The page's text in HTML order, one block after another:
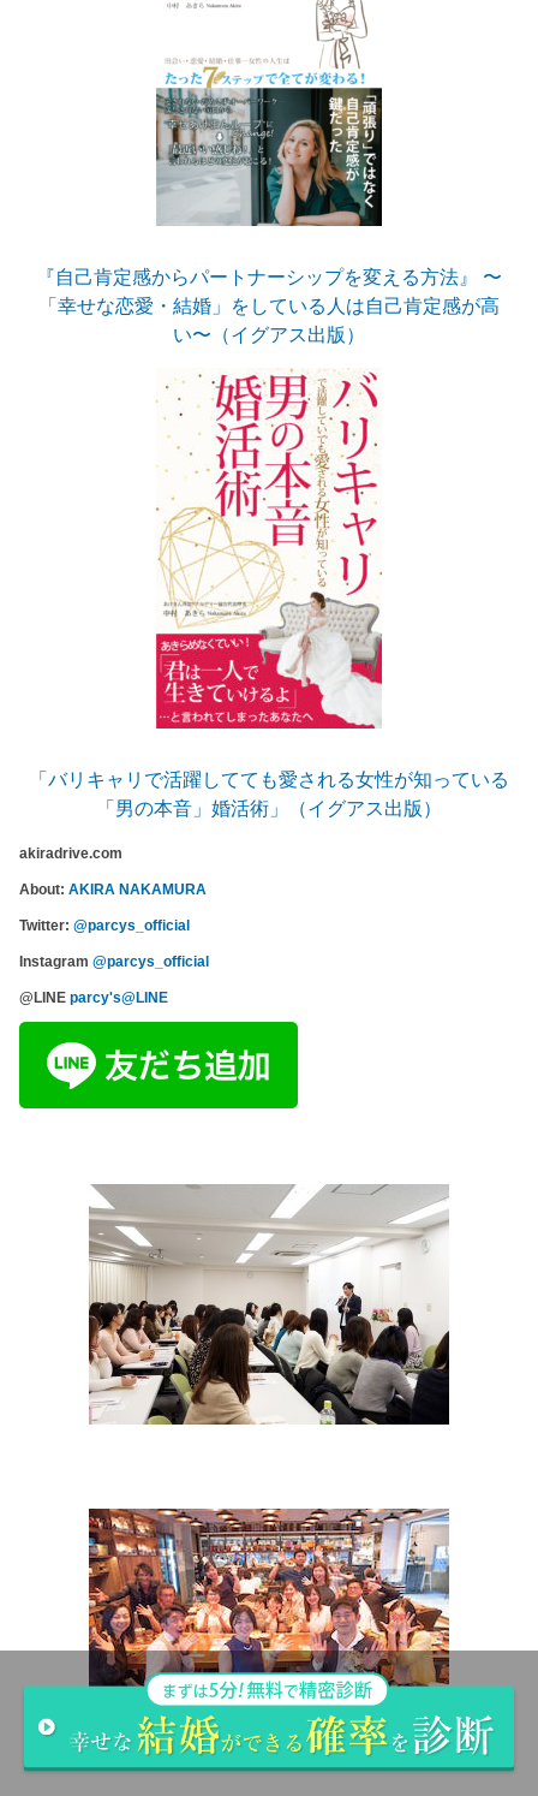
『自己肯定感からパートナーシップを変える方法』 〜
「幸せな恋愛・結婚」をしている人は自己肯定感が高
い〜（イグアス出版）
「バリキャリで活躍してても愛される女性が知っている
「男の本音」婚活術」（イグアス出版）
akiradrive.com
About:AKIRA NAKAMURA
Twitter:@parcys_official
Instagram@parcys_official
@LINEparcy's@LINE